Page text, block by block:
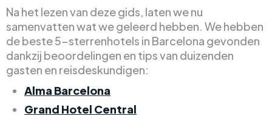
Na het lezen van deze gids, laten we nu
samenvatten wat we geleerd hebben. We hebben
de beste 5-sterrenhotels in Barcelona gevonden
dankzij beoordelingen en tips van duizenden
gasten en reisdeskundigen:
Alma Barcelona
Grand Hotel Central